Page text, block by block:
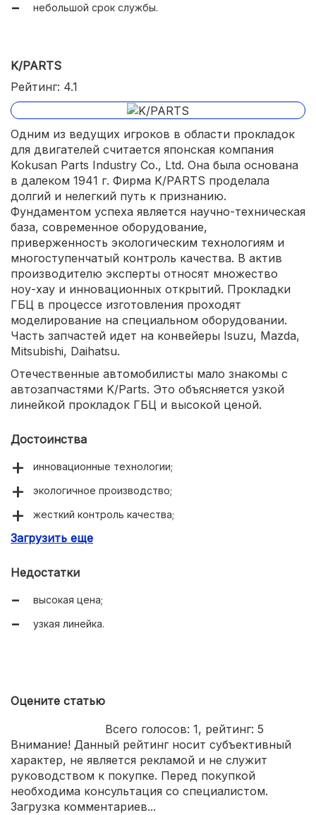
небольшой срок службы.
K/PARTS
Рейтинг: 4.1
Одним из ведущих игроков в области прокладок
для двигателей считается японская компания
Kokusan Parts Industry Co., Ltd. Она была основана
в далеком 1941 г. Фирма K/PARTS проделала
долгий и нелегкий путь к признанию.
Фундаментом успеха является научно-техническая
база, современное оборудование,
приверженность экологическим технологиям и
многоступенчатый контроль качества. В актив
производителю эксперты относят множество
ноу-хау и инновационных открытий. Прокладки
ГБЦ в процессе изготовления проходят
моделирование на специальном оборудовании.
Часть запчастей идет на конвейеры Isuzu, Mazda,
Mitsubishi, Daihatsu.
Отечественные автомобилисты мало знакомы с
автозапчастями K/Parts. Это объясняется узкой
линейкой прокладок ГБЦ и высокой ценой.
Достоинства
инновационные технологии;
экологичное производство;
жесткий контроль качества;
собственная научно-техническая база.
Загрузить еще
Недостатки
высокая цена;
узкая линейка.
Оцените статью
Всего голосов: 1, рейтинг: 5
Внимание! Данный рейтинг носит субъективный
характер, не является рекламой и не служит
руководством к покупке. Перед покупкой
необходима консультация со специалистом.
Загрузка комментариев...